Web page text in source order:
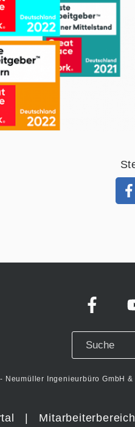
Neumüller Ingenieurbüro GmbH
Mitarbeiterbereich